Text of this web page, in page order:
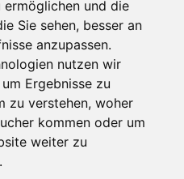
ermöglichen und die
Sie sehen, besser an
anzupassen.
nutzen wir
Ergebnisse zu
zu verstehen, woher
kommen oder um
weiter zu